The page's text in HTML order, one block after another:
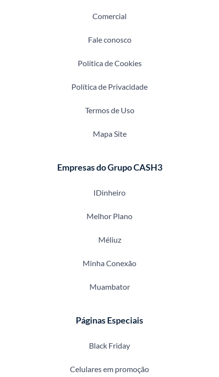
Comercial
Fale conosco
Política de Cookies
Política de Privacidade
Termos de Uso
Mapa Site
Empresas do Grupo CASH3
IDinheiro
Melhor Plano
Méliuz
Minha Conexão
Muambator
Páginas Especiais
Black Friday
Celulares em promoção